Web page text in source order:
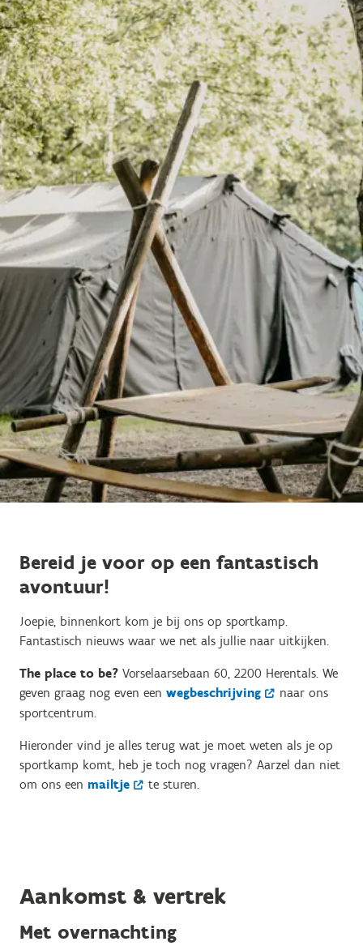
Bereid je voor op een fantastisch
avontuur!
Joepie, binnenkort kom je bij ons op sportkamp.
Fantastisch nieuws waar we net als jullie naar uitkijken.
The place to be? Vorselaarsebaan 60, 2200 Herentals. We
geven graag nog even een wegbeschrijving
naar ons
sportcentrum.
Hieronder vind je alles terug wat je moet weten als je op
sportkamp komt, heb je toch nog vragen? Aarzel dan niet
om ons een mailtje te sturen.
Aankomst & vertrek
Met overnachting